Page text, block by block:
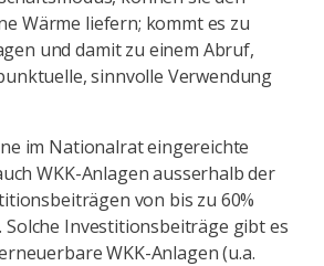
Wärme liefern; kommt es zu
und damit zu einem Abruf,
sinnvolle Verwendung
im Nationalrat eingereichte
WKK-Anlagen ausserhalb der
von bis zu 60%
Investitionsbeiträge gibt es
WKK-Anlagen (u.a.